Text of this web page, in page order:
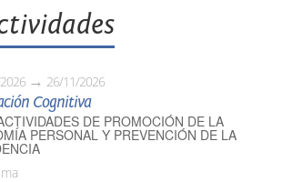
26/11/2026
Cognitiva
DE PROMOCIÓN DE LA
PERSONAL Y PREVENCIÓN DE LA